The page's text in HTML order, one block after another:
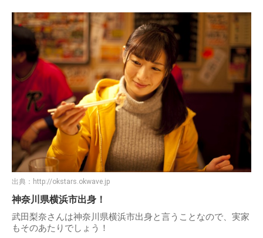
出典： http://okstars.okwave.jp
神奈川県横浜市出身！
武田梨奈さんは神奈川県横浜市出身と言うことなので、実家
もそのあたりでしょう！